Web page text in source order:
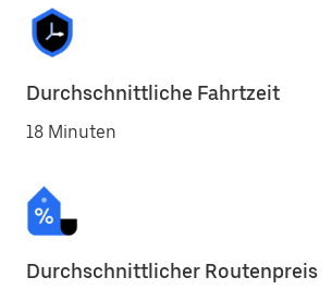
Durchschnittliche Fahrtzeit
18 Minuten
Durchschnittlicher Routenpreis